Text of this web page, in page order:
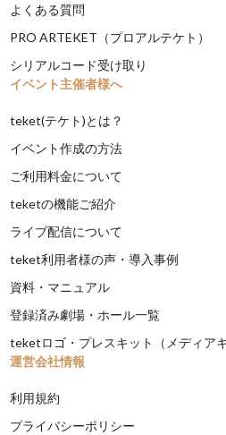
よくある質問
PRO ARTEKET（プロアルテケト）
シリアルコード受け取り
イベント主催者様へ
teket(テケト)とは？
イベント作成の方法
ご利用料金について
teketの機能ご紹介
ライブ配信について
teket利用者様の声・導入事例
資料・マニュアル
登録済み劇場・ホール一覧
teketロゴ・プレスキット（メディアキ
運営会社情報
利用規約
プライバシーポリシー